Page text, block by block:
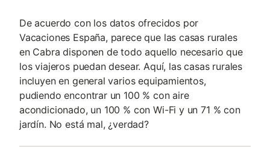
De acuerdo con los datos ofrecidos por
Vacaciones España, parece que las casas rurales
en Cabra disponen de todo aquello necesario que
los viajeros puedan desear. Aquí, las casas rurales
incluyen en general varios equipamientos,
pudiendo encontrar un 100 % con aire
acondicionado, un 100 % con Wi-Fi y un 71 % con
jardín. No está mal, ¿verdad?